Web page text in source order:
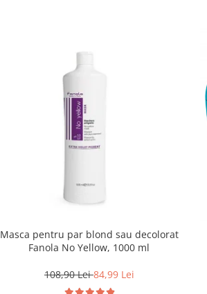
Masca pentru par blond sau decolorat
Fanola No Yellow, 1000 ml
108,90 Lei84,99 Lei